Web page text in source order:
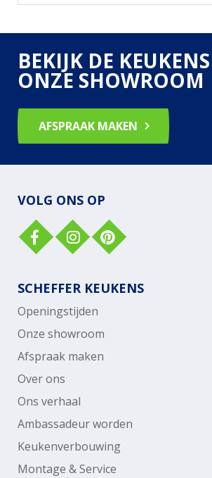
BEKIJK DE
ONZE SHOWROOM
AFSPRAAK MAKEN
VOLG ONS OP
SCHEFFER KEUKENS
Openingstijden
Onze showroom
Afspraak maken
Over ons
Ons verhaal
Ambassadeur worden
Keukenverbouwing
Montage & Service